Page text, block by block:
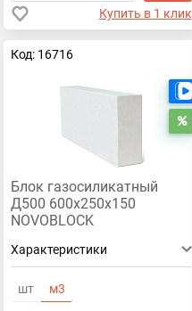
Купить в 1 клик
Код: 16716
Блок газосиликатный
Д500 600х250х150
NOVOBLOCK
Характеристики
шт м3